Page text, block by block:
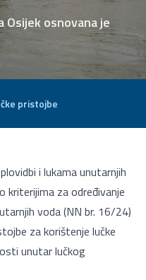
Osijek osnovana je
pristojbe
i lukama unutarnjih
kriterijima za određivanje
voda (NN br. 16/24)
za korištenje lučke
unutar lučkog